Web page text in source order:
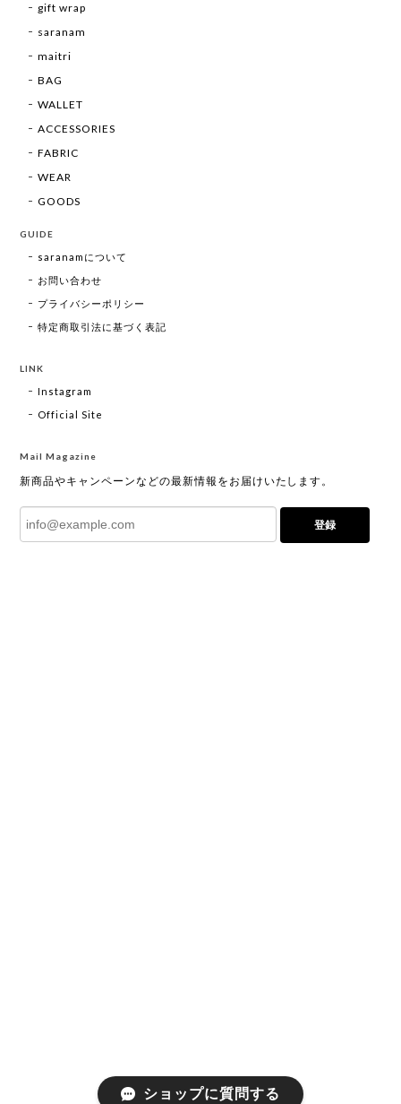
gift wrap
saranam
maitri
BAG
WALLET
ACCESSORIES
FABRIC
WEAR
GOODS
GUIDE
saranamについて
お問い合わせ
プライバシーポリシー
特定商取引法に基づく表記
LINK
Instagram
Official Site
Mail Magazine
新商品やキャンペーンなどの最新情報をお届けいたします。
登録
ショップに質問する